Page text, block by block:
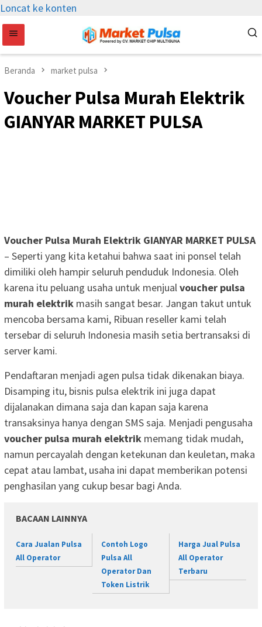
Loncat ke konten
Beranda market pulsa
Voucher Pulsa Murah Elektrik
GIANYAR MARKET PULSA
Voucher Pulsa Murah Elektrik GIANYAR MARKET PULSA
– Seperti yang kita ketahui bahwa saat ini ponsel telah
dimiliki oleh hampir seluruh penduduk Indonesia. Oleh
karena itu peluang usaha untuk menjualvoucher pulsa
murah elektrik masih sangat besar. Jangan takut untuk
mencoba bersama kami, Ribuan reseller kami telah
tersebar di seluruh Indonesia masih setia bertransaksi di
server kami.
Pendaftaran menjadi agen pulsa tidak dikenakan biaya.
Disamping itu, bisnis pulsa elektrik ini juga dapat
dijalanakan dimana saja dan kapan saja karena
transaksinya hanya dengan SMS saja. Menjadi pengusaha
voucher pulsa murah elektrik memang tidak mudah,
namun percayalah dengan ketekunan dan keuletan, maka
cepat atau lambat, usaha ini dapat memberikan potensi
penghasilan yang cukup besar bagi Anda.
BACAAN LAINNYA
Cara Jualan Pulsa
All Operator
Contoh Logo
Pulsa All
Operator Dan
Token Listrik
Harga Jual Pulsa
All Operator
Terbaru